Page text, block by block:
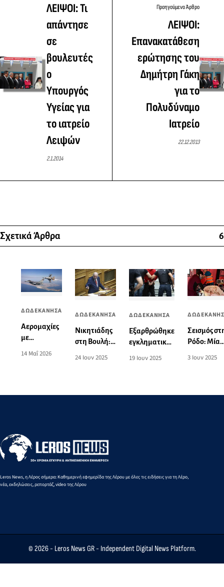
ΛΕΙΨΟΙ: Τι
απάντησε
σε
βουλευτές
ο
Υπουργός
Υγείας για
το ιατρείο
Λειψών
2.1.2014
Προηγούμενο Άρθρο
ΛΕΙΨΟΙ:
Επανακατάθεση
ερώτησης του
Δημήτρη Γάκη
για το
Πολυδύναμο
Ιατρείο
22.12.2013
Σχετικά Άρθρα 6
ΔΩΔΕΚΑΝΗΣΑ
Αερομαχίες
με
14 Μαΐ 2026
ΔΩΔΕΚΑΝΗΣΑ
Νικητιάδης
στη Βουλή:
στα
24 Ιουν 2025
ΔΩΔΕΚΑΝΗΣΑ
Εξαρθρώθηκε
εγκληματική
από την
19 Ιουν 2025
Σεισμός
Ρόδο: Μία
Τουρκία
3 Ιουν 2025
Leros News, η Λέρος σήμερα: Καθημερινή εφημερίδα της Λέρου με όλες τις ειδήσεις για τη Λέρο,
νέα, εκδηλώσεις, ρεπορτάζ, video της Λέρου
© 2026 - Leros News GR- Independent Digital News Platform.